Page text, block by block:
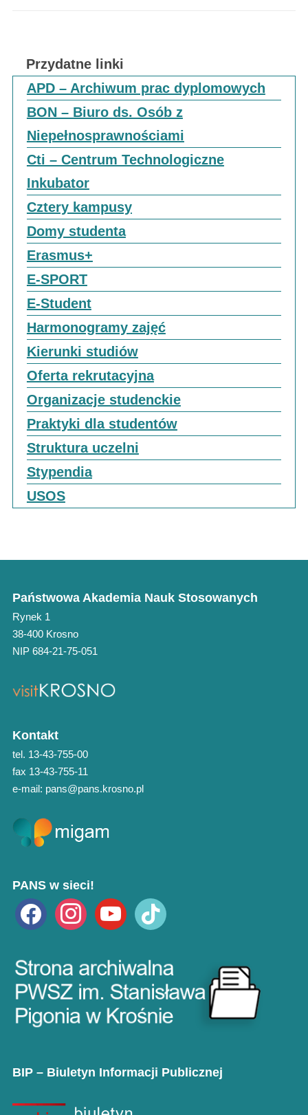
Przydatne linki
APD – Archiwum prac dyplomowych
BON – Biuro ds. Osób z
Niepełnosprawnościami
Cti – Centrum Technologiczne
Inkubator
Cztery kampusy
Domy studenta
Erasmus+
E-SPORT
E-Student
Harmonogramy zajęć
Kierunki studiów
Oferta rekrutacyjna
Organizacje studenckie
Praktyki dla studentów
Struktura uczelni
Stypendia
USOS
Państwowa Akademia Nauk Stosowanych
Rynek 1
38-400 Krosno
NIP 684-21-75-051
Kontakt
tel. 13-43-755-00
fax 13-43-755-11
e-mail: pans@pans.krosno.pl
PANS w sieci!
facebook instagramyoutube tiktok
BIP – Biuletyn Informacji Publicznej